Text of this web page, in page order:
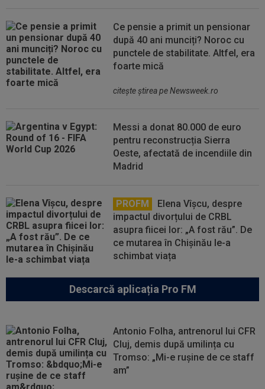
Ce pensie a primit un pensionar
după 40 ani munciți? Noroc cu
punctele de stabilitate. Altfel, era
foarte mică
citeşte ştirea pe Newsweek.ro
Messi a donat 80.000 de euro
pentru reconstrucția Sierra
Oeste, afectată de incendiile din
Madrid
PROFM
Elena Vîșcu, despre
impactul divorțului de CRBL
asupra fiicei lor: „A fost rău”. De
ce mutarea în Chișinău le-a
schimbat viața
Descarcă aplicația Pro FM
Antonio Folha, antrenorul lui CFR
Cluj, demis după umilința cu
Tromso: „Mi-e rușine de ce staff
am”